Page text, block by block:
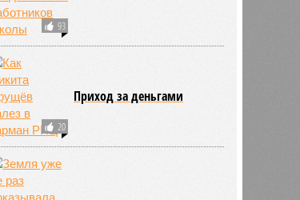
93
20
Приход за деньгами